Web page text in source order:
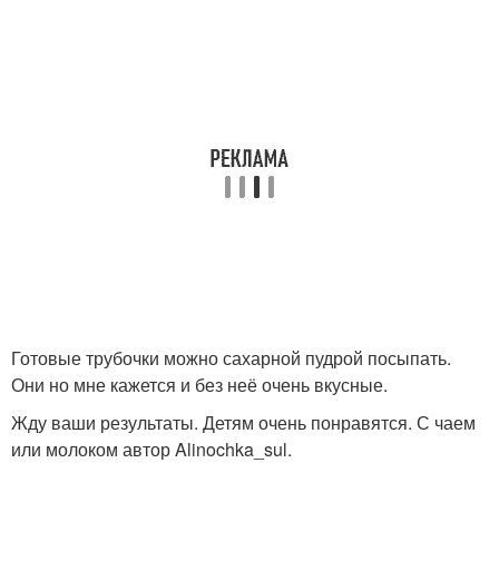
Готовые трубочки можно сахарной пудрой посыпать.
Они но мне кажется и без неё очень вкусные.
Жду ваши результаты. Детям очень понравятся. С чаем
или молоком автор Alinochka_sul.